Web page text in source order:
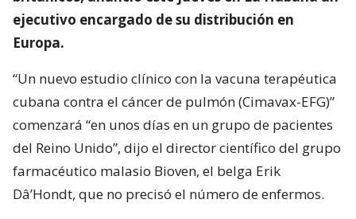
ejecutivo encargado de su distribución en
Europa.
“Un nuevo estudio clínico con la vacuna terapéutica
cubana contra el cáncer de pulmón (Cimavax-EFG)”
comenzará “en unos días en un grupo de pacientes
del Reino Unido”, dijo el director científico del grupo
farmacéutico malasio Bioven, el belga Erik
Dâ’Hondt, que no precisó el número de enfermos.